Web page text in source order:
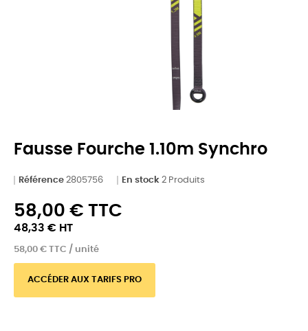
Fausse Fourche 1.10m Synchro
Référence 2805756 En stock 2 Produits
58,00 € TTC
48,33 € HT
58,00 € TTC / unité
ACCÉDER AUX TARIFS PRO